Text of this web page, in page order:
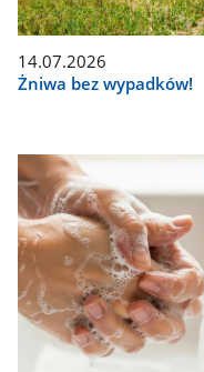
14.07.2026
Żniwa bez wypadków!